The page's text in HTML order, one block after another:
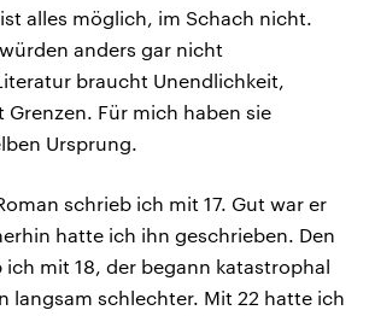
alles möglich, im Schach nicht.
anders gar nicht
braucht Unendlichkeit,
Grenzen. Für mich haben sie
Ursprung.
schrieb ich mit 17. Gut war er
hatte ich ihn geschrieben. Den
mit 18, der begann katastrophal
langsam schlechter. Mit 22 hatte ich